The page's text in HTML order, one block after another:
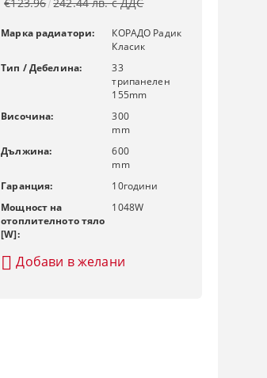
Марка радиатори:
КОРАДО Радик
Класик
Тип / Дебелина:
33
трипанелен
155mm
Височина:
300
mm
Дължина:
600
mm
Гаранция:
10години
Мощност на
отоплителното тяло
[W]:
1048W
Добави в желани